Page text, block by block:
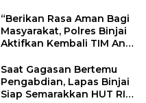
Pandang Masyarakat
“Berikan Rasa Aman Bagi
Masyarakat, Polres Binjai
Aktifkan Kembali TIM Anti
Saat Gagasan Bertemu
Pengabdian, Lapas Binjai
Siap Semarakkan HUT RI